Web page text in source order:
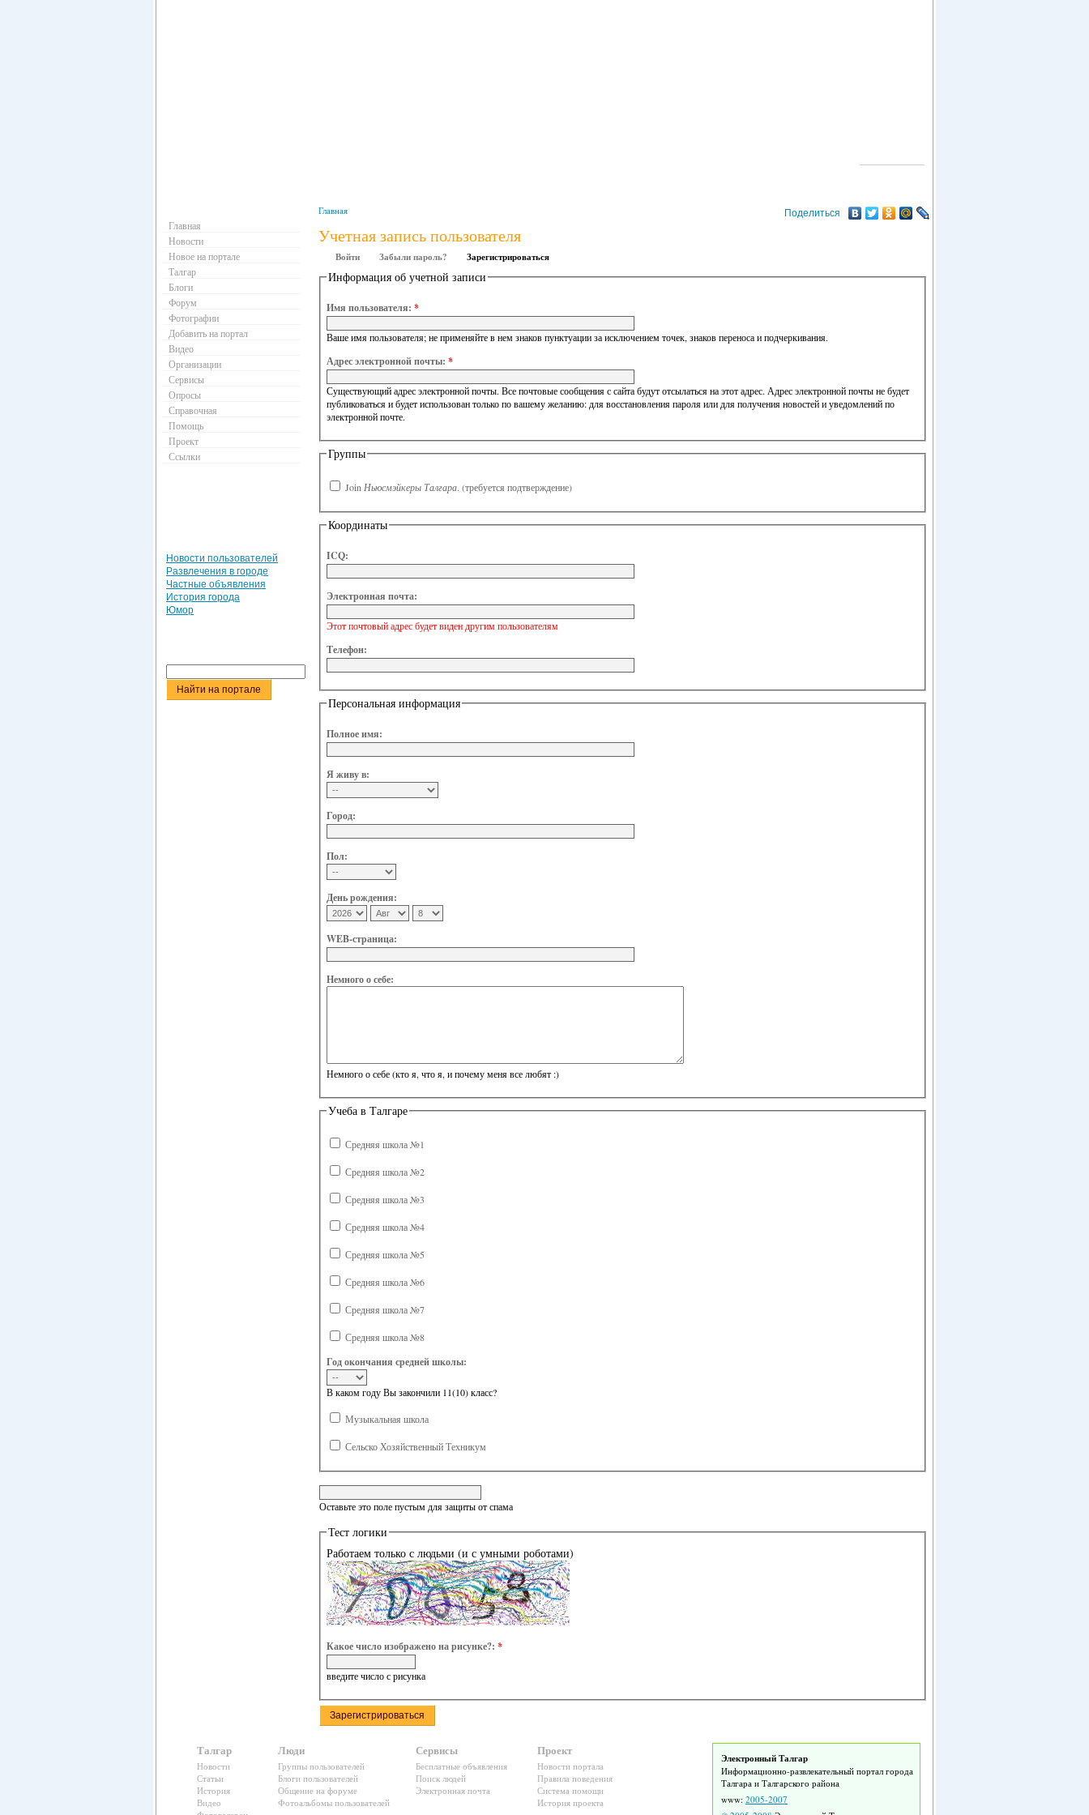
Поделиться
Главная
Учетная запись пользователя
Войти Забыли пароль? Зарегистрироваться
Информация об учетной записи
Имя пользователя: *
Ваше имя пользователя; не применяйте в нем знаков пунктуации за исключением точек, знаков переноса и подчеркивания.
Адрес электронной почты: *
Существующий адрес электронной почты. Все почтовые сообщения с сайта будут отсылаться на этот адрес. Адрес электронной почты не будет
публиковаться и будет использован только по вашему желанию: для восстановления пароля или для получения новостей и уведомлений по
электронной почте.
Группы
Join Ньюсмэйкеры Талгара. (требуется подтверждение)
Координаты
ICQ:
Электронная почта:
Этот почтовый адрес будет виден другим пользователям
Телефон:
Персональная информация
Полное имя:
Я живу в:
Город:
Пол:
День рождения:
WEB-страница:
Немного о себе:
Немного о себе (кто я, что я, и почему меня все любят :)
Учеба в Талгаре
Средняя школа №1
Средняя школа №2
Средняя школа №3
Средняя школа №4
Средняя школа №5
Средняя школа №6
Средняя школа №7
Средняя школа №8
Год окончания средней школы:
В каком году Вы закончили 11(10) класс?
Музыкальная школа
Сельско Хозяйственный Техникум
Оставьте это поле пустым для защиты от спама
Тест логики
Работаем только с людьми (и с умными роботами)
Какое число изображено на рисунке?: *
введите число с рисунка
Главная
Новости
Новое на портале
Талгар
Блоги
Форум
Фотографии
Добавить на портал
Видео
Организации
Сервисы
Опросы
Справочная
Помощь
Проект
Ссылки
Новости пользователей
Развлечения в городе
Частные объявления
История города
Юмор
Талгар
Новости
Статьи
История
Видео
Люди
Группы пользователей
Блоги пользователей
Общение на форуме
Фотоальбомы пользователей
Сервисы
Бесплатные объявления
Поиск людей
Электронная почта
Проект
Новости портала
Правила поведения
Система помощи
История проекта
Электронный Талгар
Информационно-развлекательный портал города
Талгара и Талгарского района
www: 2005-2007